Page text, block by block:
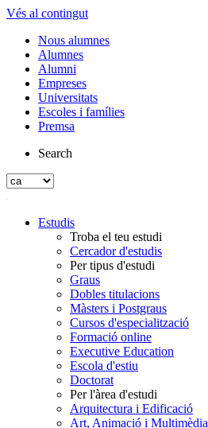
Vés al contingut
Nous alumnes
Alumnes
Alumni
Empreses
Universitats
Escoles i famílies
Premsa
Search
Estudis
Troba el teu estudi
Cercador d'estudis
Per tipus d'estudi
Graus
Dobles titulacions
Màsters i Postgraus
Cursos d'especialització
Formació online
Executive Education
Escola d'estiu
Doctorat
Per l'àrea d'estudi
Arquitectura i Edificació
Art, Animació i Multimèdia